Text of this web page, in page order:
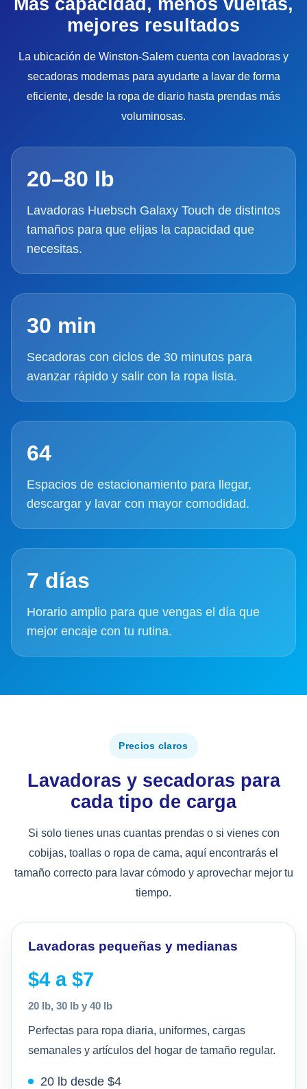
mejores resultados
La ubicación de Winston-Salem cuenta con lavadoras y
secadoras modernas para ayudarte a lavar de forma
eficiente, desde la ropa de diario hasta prendas más
voluminosas.
20–80 lb
Lavadoras Huebsch Galaxy Touch de distintos
tamaños para que elijas la capacidad que
necesitas.
30 min
Secadoras con ciclos de 30 minutos para
avanzar rápido y salir con la ropa lista.
64
Espacios de estacionamiento para llegar,
descargar y lavar con mayor comodidad.
7 días
Horario amplio para que vengas el día que
mejor encaje con tu rutina.
Precios claros
Lavadoras y secadoras para
cada tipo de carga
Si solo tienes unas cuantas prendas o si vienes con
cobijas, toallas o ropa de cama, aquí encontrarás el
tamaño correcto para lavar cómodo y aprovechar mejor tu
tiempo.
Lavadoras pequeñas y medianas
$4 a $7
20 lb, 30 lb y 40 lb
Perfectas para ropa diaria, uniformes, cargas
semanales y artículos del hogar de tamaño regular.
20 lb desde $4